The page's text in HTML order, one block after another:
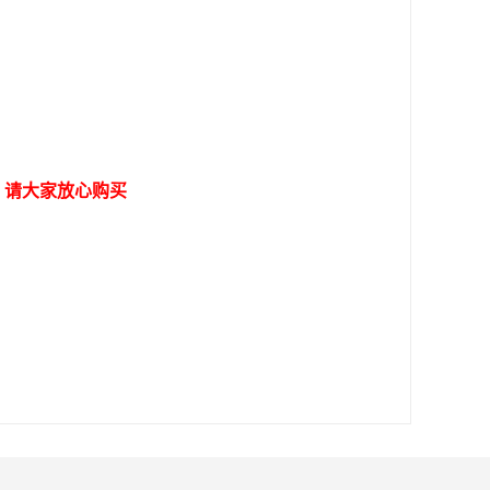
大家放心购买